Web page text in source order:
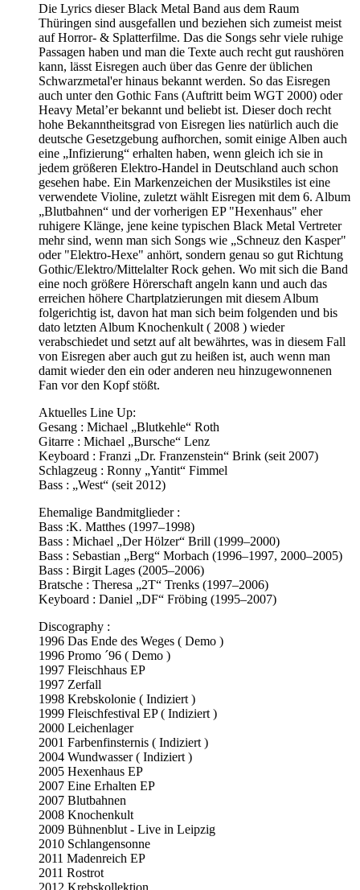
Die Lyrics dieser Black Metal Band aus dem Raum
Thüringen sind ausgefallen und beziehen sich zumeist meist
auf Horror- & Splatterfilme. Das die Songs sehr viele ruhige
Passagen haben und man die Texte auch recht gut raushören
kann, lässt Eisregen auch über das Genre der üblichen
Schwarzmetal'er hinaus bekannt werden. So das Eisregen
auch unter den Gothic Fans (Auftritt beim WGT 2000) oder
Heavy Metal’er bekannt und beliebt ist. Dieser doch recht
hohe Bekanntheitsgrad von Eisregen lies natürlich auch die
deutsche Gesetzgebung aufhorchen, somit einige Alben auch
eine „Infizierung“ erhalten haben, wenn gleich ich sie in
jedem größeren Elektro-Handel in Deutschland auch schon
gesehen habe. Ein Markenzeichen der Musikstiles ist eine
verwendete Violine, zuletzt wählt Eisregen mit dem 6. Album
„Blutbahnen“ und der vorherigen EP "Hexenhaus" eher
ruhigere Klänge, jene keine typischen Black Metal Vertreter
mehr sind, wenn man sich Songs wie „Schneuz den Kasper"
oder "Elektro-Hexe" anhört, sondern genau so gut Richtung
Gothic/Elektro/Mittelalter Rock gehen. Wo mit sich die Band
eine noch größere Hörerschaft angeln kann und auch das
erreichen höhere Chartplatzierungen mit diesem Album
folgerichtig ist, davon hat man sich beim folgenden und bis
dato letzten Album Knochenkult ( 2008 ) wieder
verabschiedet und setzt auf alt bewährtes, was in diesem Fall
von Eisregen aber auch gut zu heißen ist, auch wenn man
damit wieder den ein oder anderen neu hinzugewonnenen
Fan vor den Kopf stößt.
Aktuelles Line Up:
Gesang : Michael „Blutkehle“ Roth
Gitarre : Michael „Bursche“ Lenz
Keyboard : Franzi „Dr. Franzenstein“ Brink (seit 2007)
Schlagzeug : Ronny „Yantit“ Fimmel
Bass : „West“ (seit 2012)
Ehemalige Bandmitglieder :
Bass :K. Matthes (1997–1998)
Bass : Michael „Der Hölzer“ Brill (1999–2000)
Bass : Sebastian „Berg“ Morbach (1996–1997, 2000–2005)
Bass : Birgit Lages (2005–2006)
Bratsche : Theresa „2T“ Trenks (1997–2006)
Keyboard : Daniel „DF“ Fröbing (1995–2007)
Discography :
1996 Das Ende des Weges ( Demo )
1996 Promo ´96 ( Demo )
1997 Fleischhaus EP
1997 Zerfall
1998 Krebskolonie ( Indiziert )
1999 Fleischfestival EP ( Indiziert )
2000 Leichenlager
2001 Farbenfinsternis ( Indiziert )
2004 Wundwasser ( Indiziert )
2005 Hexenhaus EP
2007 Eine Erhalten EP
2007 Blutbahnen
2008 Knochenkult
2009 Bühnenblut - Live in Leipzig
2010 Schlangensonne
2011 Madenreich EP
2011 Rostrot
2012 Krebskollektion